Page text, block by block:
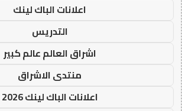
اعلانات الباك لينك
التدريس
اشراق العالم عالم كبير
منتدى الاشراق
اعلانات الباك لينك 2026